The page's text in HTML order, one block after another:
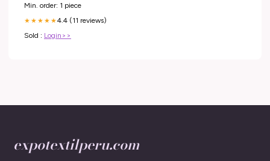
Min. order: 1 piece
★★★★★4.4 (11 reviews)
Sold : Login>>
expotextilperu.com